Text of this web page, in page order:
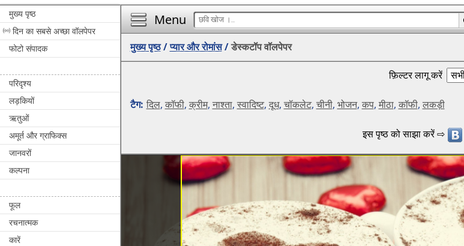
मुख्य पृष्ठ
दिन का सबसे अच्छा वॉलपेपर
फोटो संपादक
परिदृश्य
लड़कियों
ऋतुओं
अमूर्त और ग्राफिक्स
जानवरों
कल्पना
फूल
रचनात्मक
कारें
Menu
मुख्य पृष्ठ/प्यार और रोमांस/डेस्कटॉप वॉलपेपर
फ़िल्टर लागू करें
टैग: दिल, कॉफी, क्रीम, नाश्ता, स्वादिष्ट, दूध, चॉकलेट, चीनी, भोजन, कप, मीठा, कॉफी, लकड़ी